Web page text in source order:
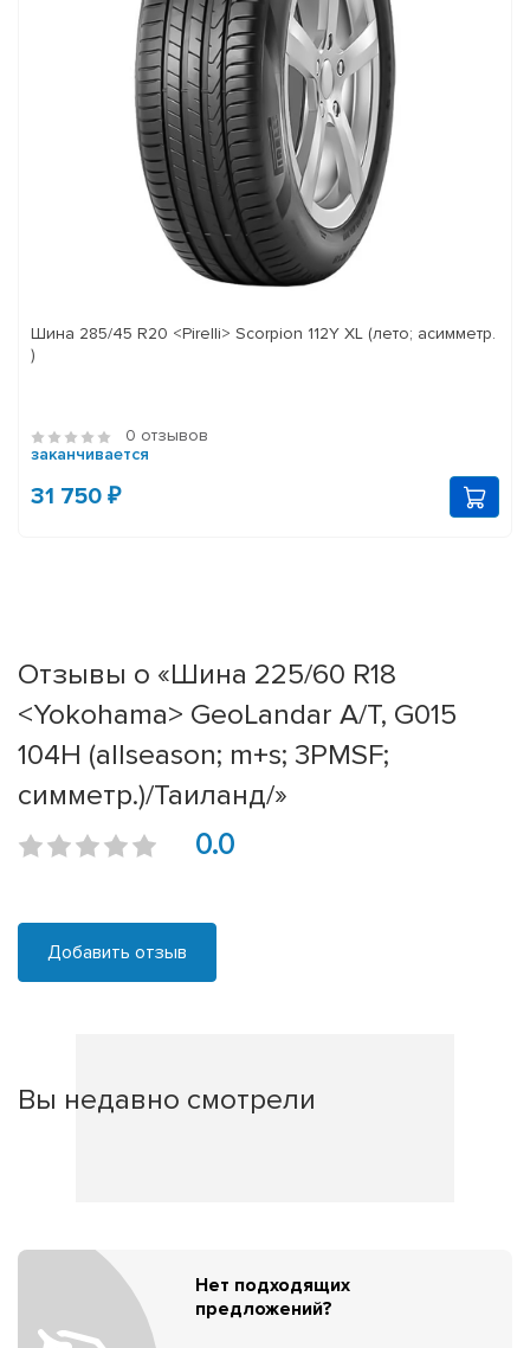
Шина 285/45 R20 <Pirelli> Scorpion 112Y XL (лето; асимметр.
)
0 отзывов
заканчивается
31 750 ₽
Отзывы о «Шина 225/60 R18
<Yokohama> GeoLandar A/T, G015
104H (allseason; m+s; 3PMSF;
симметр.)/Таиланд/»
0.0
Добавить отзыв
Вы недавно смотрели
Нет подходящих
предложений?